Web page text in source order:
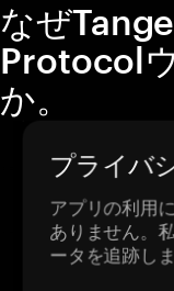
なぜ
Protocol
か。
プライバ
アプリの利用
ありません。
ータを追跡し